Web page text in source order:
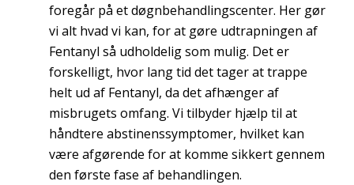
foregår på et døgnbehandlingscenter. Her gør
vi alt hvad vi kan, for at gøre udtrapningen af
Fentanyl så udholdelig som mulig. Det er
forskelligt, hvor lang tid det tager at trappe
helt ud af Fentanyl, da det afhænger af
misbrugets omfang. Vi tilbyder hjælp til at
håndtere abstinenssymptomer, hvilket kan
være afgørende for at komme sikkert gennem
den første fase af behandlingen.